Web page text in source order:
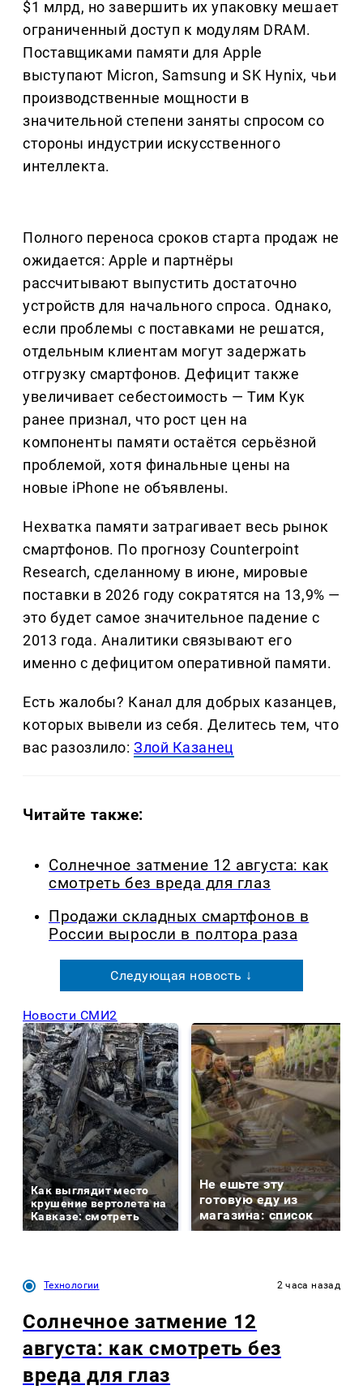
$1 млрд, но завершить их упаковку мешает
ограниченный доступ к модулям DRAM.
Поставщиками памяти для Apple
выступают Micron, Samsung и SK Hynix, чьи
производственные мощности в
значительной степени заняты спросом со
стороны индустрии искусственного
интеллекта.
Полного переноса сроков старта продаж не
ожидается: Apple и партнёры
рассчитывают выпустить достаточно
устройств для начального спроса. Однако,
если проблемы с поставками не решатся,
отдельным клиентам могут задержать
отгрузку смартфонов. Дефицит также
увеличивает себестоимость — Тим Кук
ранее признал, что рост цен на
компоненты памяти остаётся серьёзной
проблемой, хотя финальные цены на
новые iPhone не объявлены.
Нехватка памяти затрагивает весь рынок
смартфонов. По прогнозу Counterpoint
Research, сделанному в июне, мировые
поставки в 2026 году сократятся на 13,9% —
это будет самое значительное падение с
2013 года. Аналитики связывают его
именно с дефицитом оперативной памяти.
Есть жалобы? Канал для добрых казанцев,
которых вывели из себя. Делитеcь тем, что
вас разозлило:Злой Казанец
Читайте также:
Солнечное затмение 12 августа: как
смотреть без вреда для глаз
Продажи складных смартфонов в
России выросли в полтора раза
Следующая новость ↓
Новости СМИ2
Как выглядит место
крушение вертолета на
Кавказе: смотреть
Не ешьте эту
готовую еду из
магазина: список
Технологии 2 часа назад
Солнечное затмение 12
августа: как смотреть без
вреда для глаз